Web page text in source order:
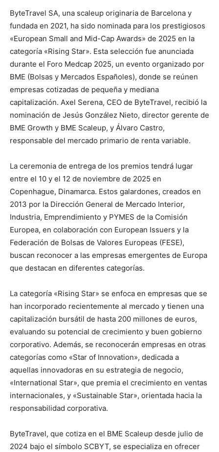
ByteTravel SA, una scaleup originaria de Barcelona y
fundada en 2021, ha sido nominada para los prestigiosos
«European Small and Mid-Cap Awards» de 2025 en la
categoría «Rising Star». Esta selección fue anunciada
durante el Foro Medcap 2025, un evento organizado por
BME (Bolsas y Mercados Españoles), donde se reúnen
empresas cotizadas de pequeña y mediana
capitalización. Axel Serena, CEO de ByteTravel, recibió la
nominación de Jesús González Nieto, director gerente de
BME Growth y BME Scaleup, y Álvaro Castro,
responsable del mercado primario de renta variable.
La ceremonia de entrega de los premios tendrá lugar
entre el 10 y el 12 de noviembre de 2025 en
Copenhague, Dinamarca. Estos galardones, creados en
2013 por la Dirección General de Mercado Interior,
Industria, Emprendimiento y PYMES de la Comisión
Europea, en colaboración con European Issuers y la
Federación de Bolsas de Valores Europeas (FESE),
buscan reconocer a las empresas emergentes de Europa
que destacan en diferentes categorías.
La categoría «Rising Star» se enfoca en empresas que se
han incorporado recientemente al mercado y tienen una
capitalización bursátil de hasta 200 millones de euros,
evaluando su potencial de crecimiento y buen gobierno
corporativo. Además, se reconocerán empresas en otras
categorías como «Star of Innovation», dedicada a
aquellas innovadoras en su estrategia de negocio,
«International Star», que premia el crecimiento en ventas
internacionales, y «Sustainable Star», orientada hacia la
responsabilidad corporativa.
ByteTravel, que cotiza en el BME Scaleup desde julio de
2024 bajo el símbolo SCBYT, se especializa en ofrecer